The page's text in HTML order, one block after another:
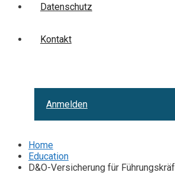
Datenschutz
Kontakt
Anmelden
Home
Education
D&O-Versicherung für